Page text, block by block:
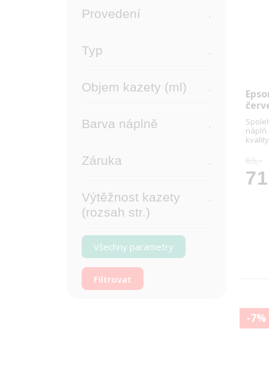
Provedení
Typ
Objem kazety (ml)
Barva náplně
Záruka
Výtěžnost kazety
(rozsah str.)
Všechny parametry
náplň
kvality
85,-
71
-7%